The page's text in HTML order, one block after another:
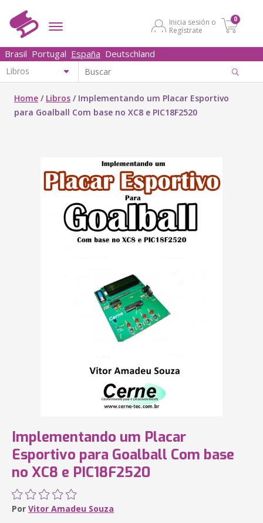
Inicia sesión o
Regístrate
0
Brasil Portugal España Deutschland
Home / Libros / Implementando um Placar Esportivo
para Goalball Com base no XC8 e PIC18F2520
Implementando um Placar
Esportivo para Goalball Com base
no XC8 e PIC18F2520
Por Vitor Amadeu Souza